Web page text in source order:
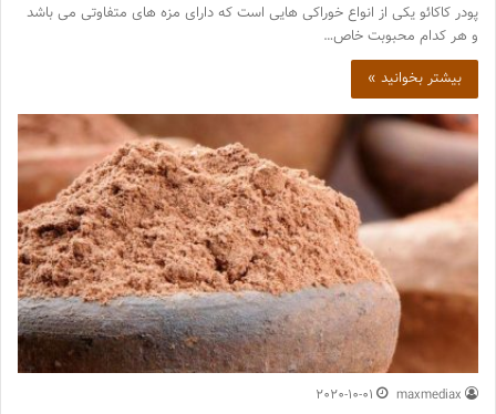
پودر کاکائو یکی از انواع خوراکی هایی است که دارای مزه های متفاوتی می باشد
و هر کدام محبوبت خاص…
بیشتر بخوانید »
maxmediax
2020-10-01